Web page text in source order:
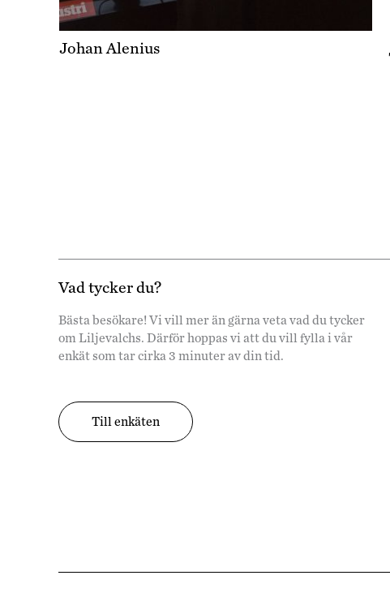
Johan Alenius
Vad tycker du?
Bästa besökare! Vi vill mer än gärna veta vad du tycker
om Liljevalchs. Därför hoppas vi att du vill fylla i vår
enkät som tar cirka 3 minuter av din tid.
Till enkäten